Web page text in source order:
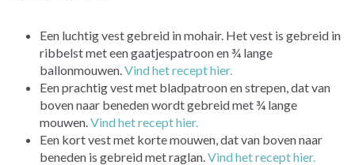
Een luchtig vest gebreid in mohair. Het vest is gebreid in
ribbelst met een gaatjespatroon en ¾ lange
ballonmouwen. Vind het recept hier.
Een prachtig vest met bladpatroon en strepen, dat van
boven naar beneden wordt gebreid met ¾ lange
mouwen. Vind het recept hier.
Een kort vest met korte mouwen, dat van boven naar
beneden is gebreid met raglan. Vind het recept hier.